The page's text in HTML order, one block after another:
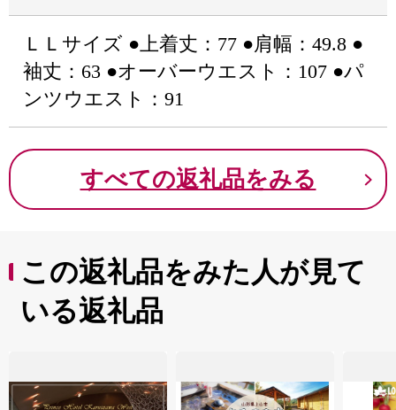
ＬＬサイズ ●上着丈：77 ●肩幅：49.8 ●
袖丈：63 ●オーバーウエスト：107 ●パ
ンツウエスト：91
すべての返礼品をみる
この返礼品をみた人が見て
いる返礼品